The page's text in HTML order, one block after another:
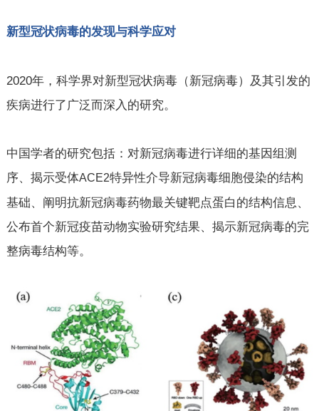
新型冠状病毒的发现与科学应对
2020年，科学界对新型冠状病毒（新冠病毒）及其引发的
疾病进行了广泛而深入的研究。
中国学者的研究包括：对新冠病毒进行详细的基因组测
序、揭示受体ACE2特异性介导新冠病毒细胞侵染的结构
基础、阐明抗新冠病毒药物最关键靶点蛋白的结构信息、
公布首个新冠疫苗动物实验研究结果、揭示新冠病毒的完
整病毒结构等。